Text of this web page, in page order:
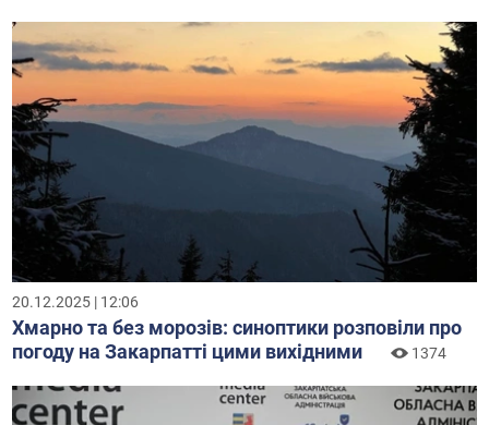
20.12.2025 | 12:06
Хмарно та без морозів: синоптики розповіли про
погоду на Закарпатті цими вихідними
1374